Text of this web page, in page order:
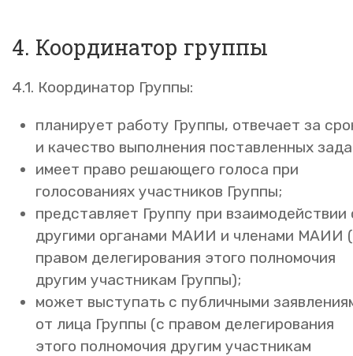
4. Координатор группы
4.1. Координатор Группы:
планирует работу Группы, отвечает за
и качество выполнения поставленных
имеет право решающего голоса при
голосованиях участников Группы;
представляет Группу при взаимодействии
другими органами МАИИ и членами МАИИ
правом делегирования этого полномочия
другим участникам Группы);
может выступать с публичными
от лица Группы (с правом делегирования
этого полномочия другим участникам